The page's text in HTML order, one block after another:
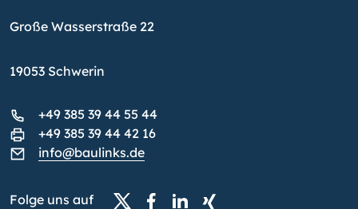
Große Wasserstraße 22
19053 Schwerin
+49 385 39 44 55 44
+49 385 39 44 42 16
info@baulinks.de
Folge uns auf